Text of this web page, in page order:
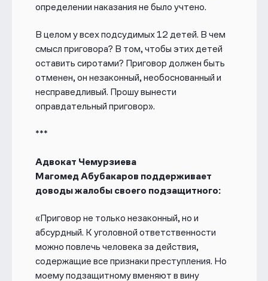
определении наказания не было учтено.
В целом у всех подсудимых 12 детей. В чем
смысл приговора? В том, чтобы этих детей
оставить сиротами? Приговор должен быть
отменен, он незаконный, необоснованный и
несправедливый. Прошу вынести
оправдательный приговор».
***
Адвокат Чемурзиева
Магомед Абубакаров поддерживает
доводы жалобы своего подзащитного:
«Приговор не только незаконный, но и
абсурдный. К уголовной ответственности
можно повлечь человека за действия,
содержащие все признаки преступления. Но
моему подзащитному вменяют в вину